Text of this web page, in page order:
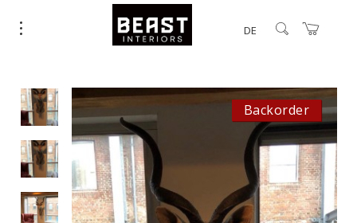
DE
Backorder